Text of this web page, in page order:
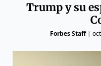
Trump y su
Forbes Staff|